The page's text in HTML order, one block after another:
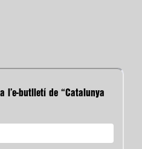
l’e-butlletí de “Catalunya